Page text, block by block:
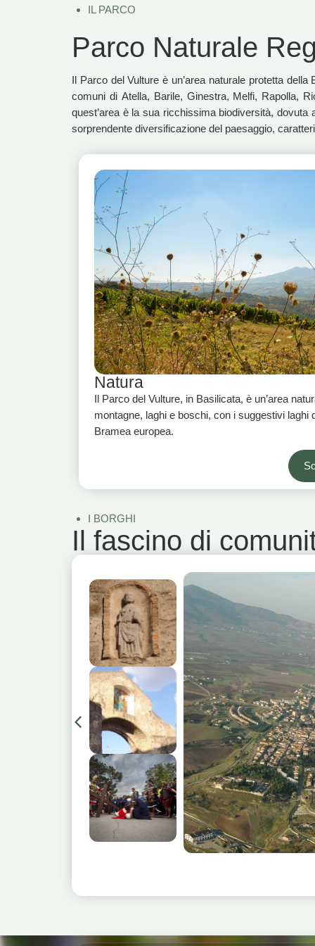
IL PARCO
Parco Naturale
Il Parco del Vulture è un’area naturale protetta
comuni di Atella, Barile, Ginestra, Melfi, Rapolla,
quest’area è la sua ricchissima biodiversità,
sorprendente diversificazione del paesaggio,
Natura
Il Parco del Vulture, in Basilicata, è un’area
montagne, laghi e boschi, con i suggestivi laghi
Bramea europea.
I BORGHI
Il fascino di